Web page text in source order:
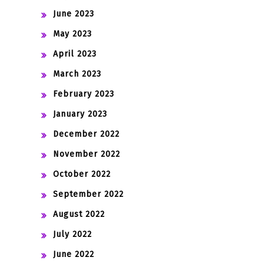
June 2023
May 2023
April 2023
March 2023
February 2023
January 2023
December 2022
November 2022
October 2022
September 2022
August 2022
July 2022
June 2022